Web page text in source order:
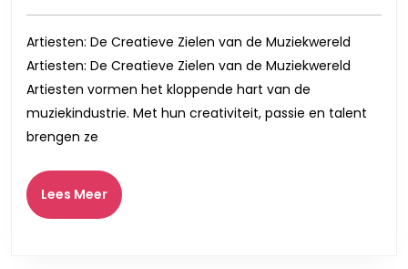
van
de
Muziekwereld
Artiesten: De Creatieve Zielen van de Muziekwereld
Artiesten: De Creatieve Zielen van de Muziekwereld
Artiesten vormen het kloppende hart van de
muziekindustrie. Met hun creativiteit, passie en talent
brengen ze
Lees MeerLees
Meer